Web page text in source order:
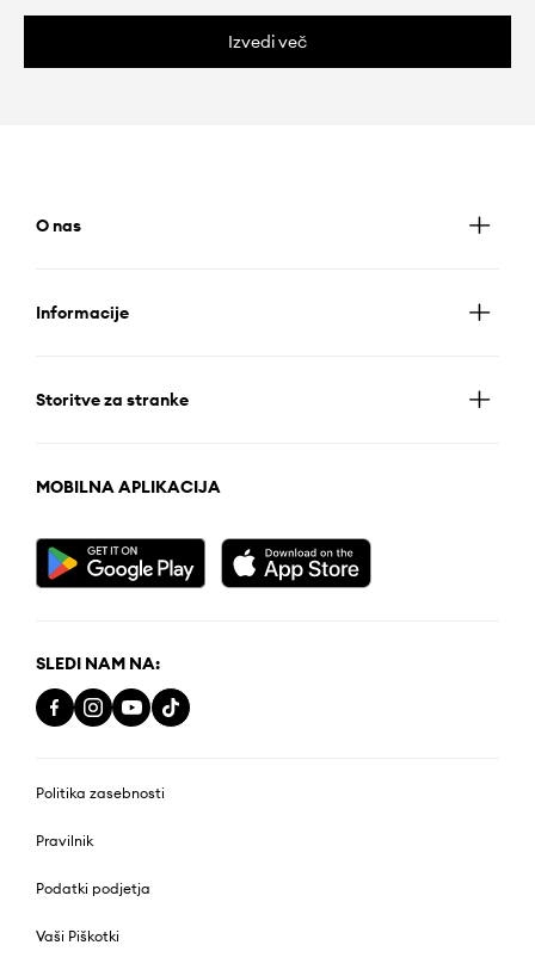
Izvedi več
O nas
Informacije
Storitve za stranke
MOBILNA APLIKACIJA
SLEDI NAM NA:
Politika zasebnosti
Pravilnik
Podatki podjetja
Vaši Piškotki